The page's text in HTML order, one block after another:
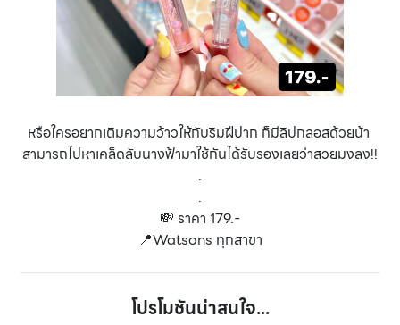
หรือใครอยากเติมความว้าวให้กับริมฝีปาก ก็มีลิปกลอสด้วยน้า
สามารถไปหาเคล็ดลับนางฟ้ามาใช้กันได้รับรองเลยว่าสวยมงลง!!
.
.
💸 ราคา 179.-
📍Watsons ทุกสาขา
โปรโมชันน่าสนใจ...